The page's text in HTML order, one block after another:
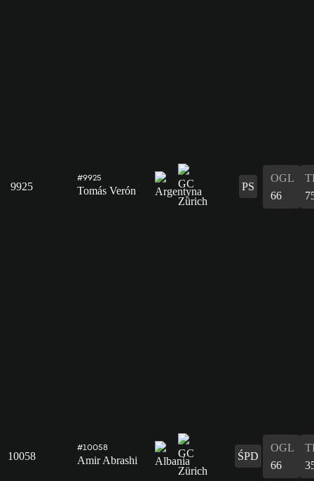
9925
#9925
Tomás Verón PS
OGL
66
10058
#10058
Amir Abrashi ŚPD
OGL
66